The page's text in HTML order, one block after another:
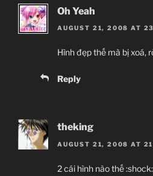
Oh Yeah
AUGUST 21, 2008 AT
Hình đẹp thế mà bị xoá,
Reply
theking
AUGUST 21, 2008 AT
2 cái hình nào thế